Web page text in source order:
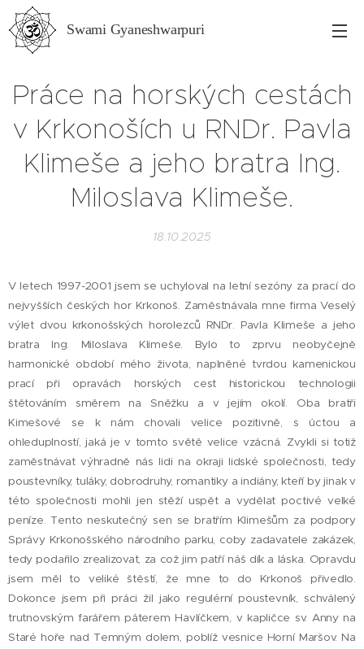
Swami Gyaneshwarpuri
Práce na horských cestách
v Krkonoších u RNDr. Pavla
Klimeše a jeho bratra Ing.
Miloslava Klimeše.
18.10.2025
V letech 1997-2001 jsem se uchyloval na letní sezóny za prací do
nejvyšších českých hor Krkonoš. Zaměstnávala mne firma Veselý
výlet dvou krkonošských horolezců RNDr. Pavla Klimeše a jeho
bratra Ing. Miloslava Klimeše. Bylo to zprvu neobyčejně
harmonické období mého života, naplněné tvrdou kamenickou
prací při opravách horských cest historickou technologii
štětováním směrem na Sněžku a v jejím okolí. Oba bratři
Kimešové se k nám chovali velice pozitivně, s úctou a
ohleduplností, jaká je v tomto světě velice vzácná. Zvykli si totiž
zaměstnávat výhradně nás lidi na okraji lidské společnosti, tedy
poustevníky, tuláky, dobrodruhy, romantiky a indiány, kteří by jinak v
této společnosti mohli jen stěží uspět a vydělat poctivé velké
peníze. Tento neskutečný sen se bratřím Klimešům za podpory
Správy Krkonošského národního parku, coby zadavatele zakázek,
tedy podařilo zrealizovat, za což jim patří náš dík a láska. Opravdu
jsem měl to veliké štěstí, že mne to do Krkonoš přivedlo.
Dokonce jsem při práci žil jako regulérní poustevník, schválený
trutnovským farářem páterem Havlíčkem, v kapličce sv. Anny na
Staré hoře nad Temným dolem, poblíž vesnice Horní Maršov. Na